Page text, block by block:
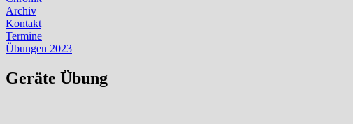
Archiv
Kontakt
Termine
Übungen 2023
Geräte Übung